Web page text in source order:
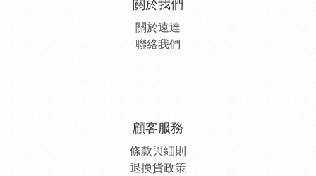
關於我們
關於遠達
聯絡我們
顧客服務
條款與細則
退換貨政策